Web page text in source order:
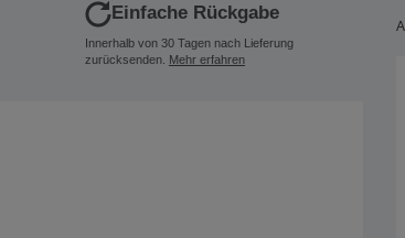
Einfache Rückgabe
Innerhalb von 30 Tagen nach Lieferung
zurücksenden. Mehr erfahren